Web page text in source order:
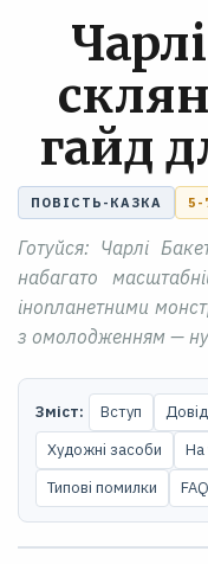
гайд
ПОВІСТЬ-КАЗКА 5-
Готуйся: Чарлі
набагато
інопланетними
з омолодженням — ну
Зміст: Вступ
Художні засоби
На
Типові помилки
FAQ